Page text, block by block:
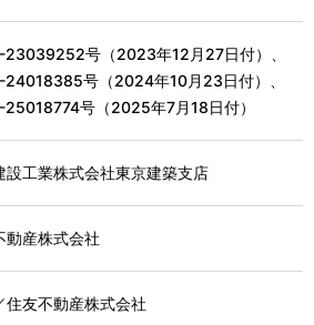
23039252号（2023年12月27日付）、
24018385号（2024年10月23日付）、
25018774号（2025年7月18日付）
設工業株式会社東京建築支店
動産株式会社
住友不動産株式会社